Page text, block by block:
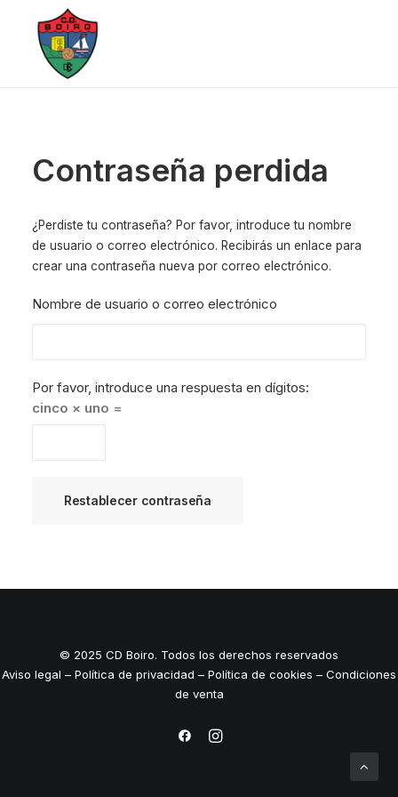
Contraseña perdida
¿Perdiste tu contraseña? Por favor, introduce tu nombre
de usuario o correo electrónico. Recibirás un enlace para
crear una contraseña nueva por correo electrónico.
Nombre de usuario o correo electrónico
Por favor, introduce una respuesta en dígitos:
cinco × uno =
Restablecer contraseña
© 2025 CD Boiro. Todos los derechos reservados
Aviso legal – Política de privacidad – Política de cookies – Condiciones
de venta